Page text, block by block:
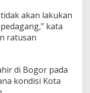
akan lakukan
kata
ratusan
di Bogor pada
kondisi Kota